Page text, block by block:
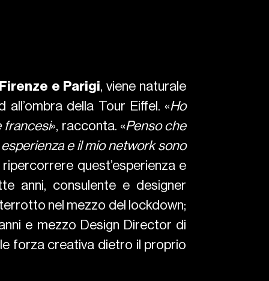
e Parigi, viene naturale
della Tour Eiffel. «Ho
francesi», racconta. «Penso che
e il mio network sono
ripercorrere quest’esperienza e
anni, consulente e designer
nel mezzo del lockdown;
e mezzo Design Director di
forza creativa dietro il proprio